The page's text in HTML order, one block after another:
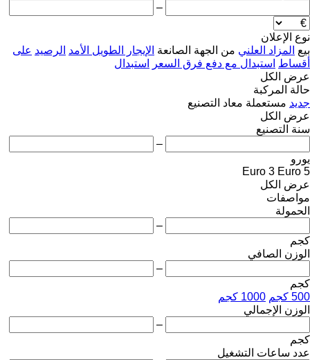
–
نوع الإعلان
بيع المزاد العلني من الجهة الصانعة الإيجار الطويل الأمد الرصيد على
أقساط استبدال مع دفع فرق السعر
استبدال
عرض الكل
حالة المركبة
جديد مستعملة معاد التصنيع
عرض الكل
سنة التصنيع
–
يورو
Euro 3 Euro 5
عرض الكل
مواصفات
الحمولة
–
كجم
الوزن الصافي
–
كجم
500 كجم
1000 كجم
الوزن الإجمالي
–
كجم
عدد ساعات التشغيل